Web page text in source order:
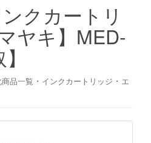
クカートリ
ヤキ】MED-
品一覧 ・ インクカートリッジ ・ エ